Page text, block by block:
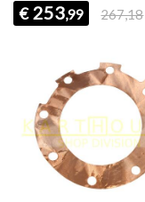
€ 253,99 267,18